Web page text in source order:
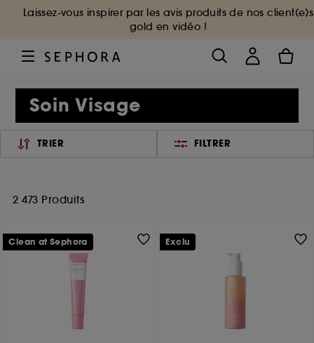
Laissez-vous inspirer par les avis produits de nos client(e)s
gold en vidéo !
Soin Visage
TRIER FILTRER
2 473 Produits
Clean at Sephora Exclu